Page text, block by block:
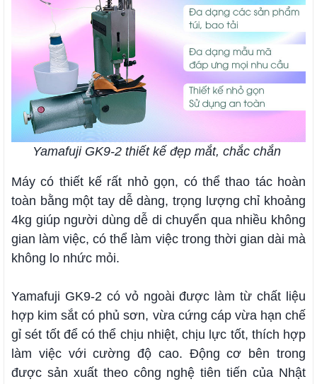
Yamafuji GK9-2 thiết kế đẹp mắt, chắc chắn
Máy có thiết kế rất nhỏ gọn, có thể thao tác hoàn
toàn bằng một tay dễ dàng, trọng lượng chỉ khoảng
4kg giúp người dùng dễ di chuyển qua nhiều không
gian làm việc, có thể làm việc trong thời gian dài mà
không lo nhức mỏi.
Yamafuji GK9-2 có vỏ ngoài được làm từ chất liệu
hợp kim sắt có phủ sơn, vừa cứng cáp vừa hạn chế
gỉ sét tốt để có thể chịu nhiệt, chịu lực tốt, thích hợp
làm việc với cường độ cao. Động cơ bên trong
được sản xuất theo công nghệ tiên tiến của Nhật